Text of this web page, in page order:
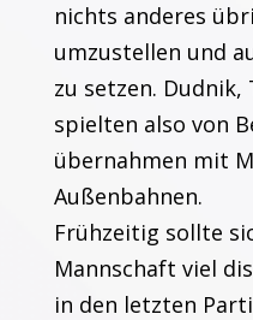
nichts anderes
umzustellen und
zu setzen.
spielten also von
übernahmen mit
Außenbahnen.
Frühzeitig sollte
Mannschaft viel
in den letzten